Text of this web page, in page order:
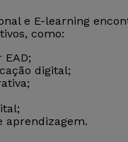
e E-learning
como:
digital;
aprendizagem.